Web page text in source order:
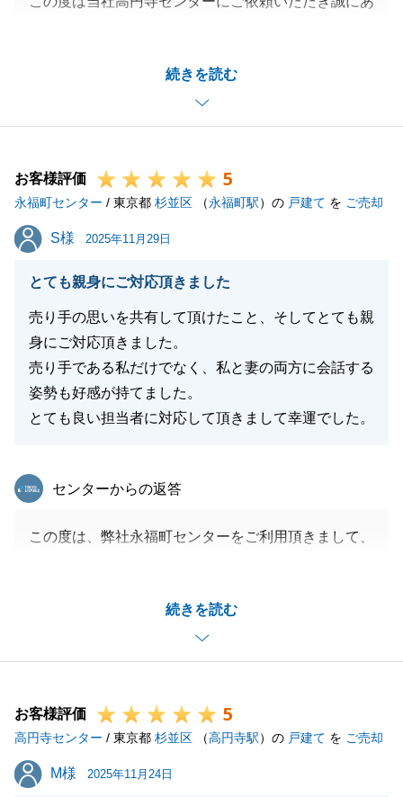
続きを読む
た件、お住み替え先につきましても、満足いただける
条件でのお探しができず申し訳ございませんでした。
いただいたご意見を真摯に受け止め、今後の営業活動
Ｙ様がお引っ越し、不用品処分、地主様との面談と、
お忙しいところ日時をご調整いただいたおかげで今回
のお取引ができました。改めて感謝申し上げます。
今後とも何卒よろしくお願い申し上げます。
お客様評価 5
永福町センター / 東京都 杉並区 （永福町駅）の 戸建て を ご売却
S様
S様 2025年11月29日
とても親身にご対応頂きました
売り手の思いを共有して頂けたこと、そしてとても親
身にご対応頂きました。
売り手である私だけでなく、私と妻の両方に会話する
姿勢も好感が持てました。
とても良い担当者に対応して頂きまして幸運でした。
続きを読む
東急リバブル
センターからの返答
この度は、弊社永福町センターをご利用頂きまして、
様に購入いただき、ご満足頂けるお取引ができたこ
と、大変嬉しく思います。
お忙しい中、国内外問わず迅速にご対応・ご協力いた
きました。心より御礼申し上げます。
引き続き、何か不動産のお困りごとがございました
ら、お気軽にご連絡くださいませ。
今後とも、東急リバブルをご愛顧いただきますよう、
お客様評価 5
高円寺センター / 東京都 杉並区 （高円寺駅）の 戸建て を ご売却
M様
M様 2025年11月24日